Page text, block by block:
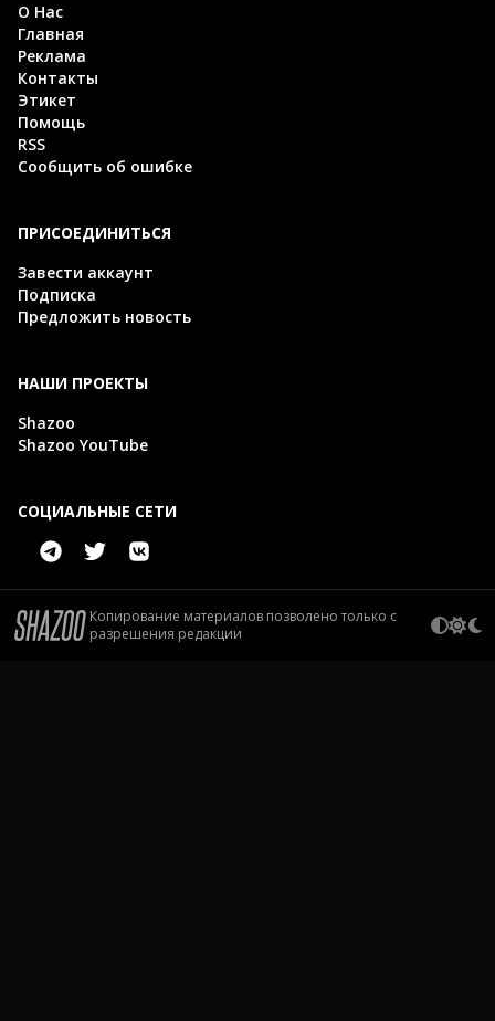
О Нас
Главная
Реклама
Контакты
Этикет
Помощь
RSS
Сообщить об ошибке
ПРИСОЕДИНИТЬСЯ
Завести аккаунт
Подписка
Предложить новость
НАШИ ПРОЕКТЫ
Shazoo
Shazoo YouTube
СОЦИАЛЬНЫЕ СЕТИ
Копирование материалов позволено только с
разрешения редакции